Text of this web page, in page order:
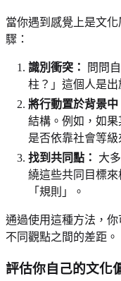
當你遇到感覺上是文
驟：
識別衝突：
問問
柱？」這個人是
將行動置於背景中
結構。例如，如
是否依靠社會等級
找到共同點：
大
繞這些共同目標
「規則」。
通過使用這種方法，
不同觀點之間的差距。
評估你自己的文化